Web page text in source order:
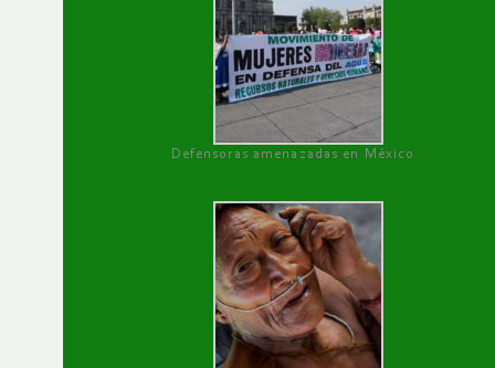
Defensoras amenazadas en México